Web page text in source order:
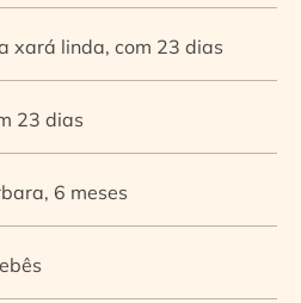
xará linda, com 23 dias
23 dias
6 meses